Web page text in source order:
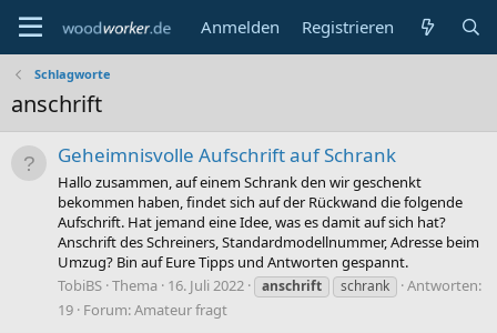
Anmelden Registrieren
Schlagworte
anschrift
Geheimnisvolle Aufschrift auf Schrank
Hallo zusammen, auf einem Schrank den wir geschenkt
bekommen haben, findet sich auf der Rückwand die folgende
Aufschrift. Hat jemand eine Idee, was es damit auf sich hat?
Anschrift des Schreiners, Standardmodellnummer, Adresse beim
Umzug? Bin auf Eure Tipps und Antworten gespannt.
TobiBS Thema 16. Juli 2022 anschrift schrank
Antworten:
19 Forum:Amateur fragt